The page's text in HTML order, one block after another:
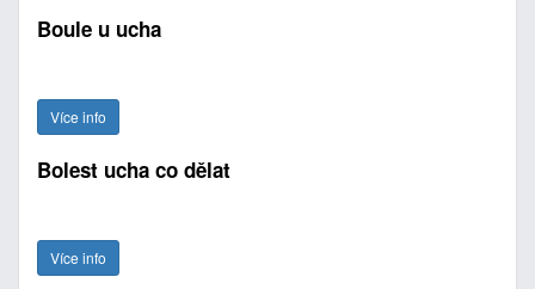
Boule u ucha
Více info
Bolest ucha co dělat
Více info